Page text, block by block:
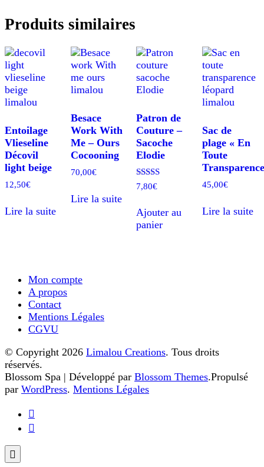
Produits similaires
Entoilage
Vlieseline
Décovil
light beige
12,50€
Lire la suite
Besace
Work With
Me – Ours
Cocooning
70,00€
Lire la suite
Patron de
Couture –
Sacoche
Elodie
Note
7,80€
Ajouter au
panier
Sac de
plage « En
Toute
45,00€
Lire la suite
Mon compte
A propos
Contact
Mentions Légales
CGVU
© Copyright 2026 Limalou Creations. Tous droits
réservés.
Blossom Spa | Développé par Blossom Themes.Propulsé
par WordPress. Mentions Légales